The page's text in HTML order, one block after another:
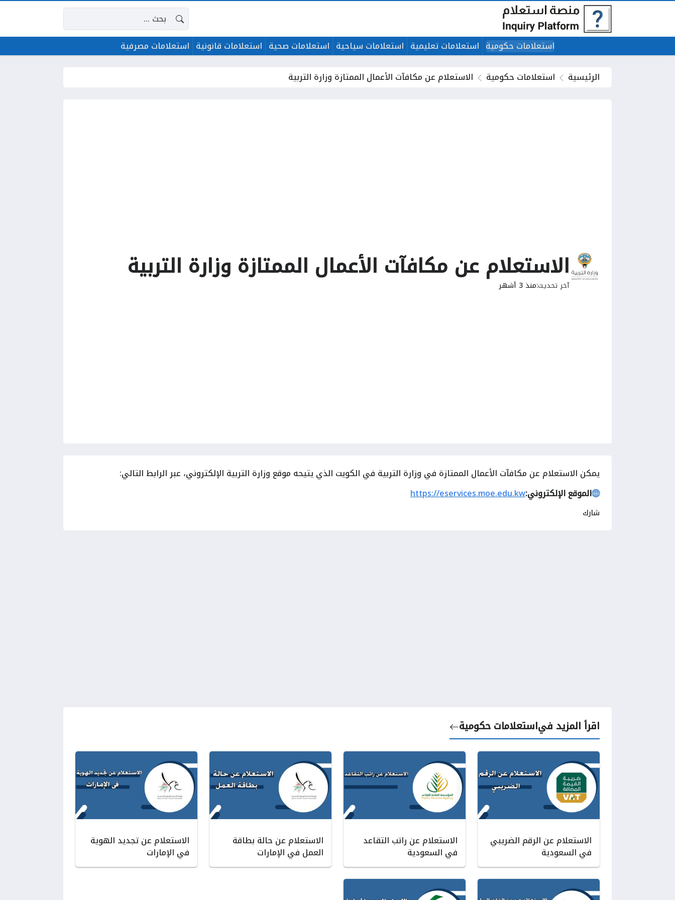
البحث عن:
استعلامات حكومية استعلامات تعليمية استعلامات سياحية استعلامات صحية استعلامات قانونية استعلامات مصرفية
الرئيسية
استعلامات حكومية الاستعلام عن مكافآت الأعمال الممتازة وزارة التربية
الاستعلام عن مكافآت الأعمال الممتازة وزارة التربية
آخر تحديثمنذ 3 أشهر
يمكن الاستعلام عن مكافآت الأعمال الممتازة في وزارة التربية في الكويت الذي يتيحه موقع وزارة التربية الإلكتروني، عبر الرابط التالي:
الموقع الإلكتروني:https://eservices.moe.edu.kw
شارك
اقرأ المزيد فياستعلامات حكومية
الاستعلام عن الرقم الضريبي
في السعودية
الاستعلام عن راتب التقاعد
في السعودية
الاستعلام عن حالة بطاقة
العمل في الإمارات
الاستعلام عن تجديد الهوية
في الإمارات